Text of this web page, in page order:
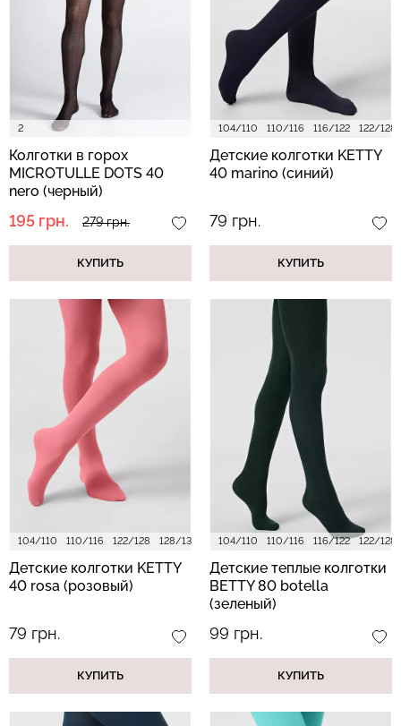
2
Колготки в горох
MICROTULLE DOTS 40
nero (черный)
195 грн. 279 грн.
КУПИТЬ
104/110 110/116 116/122 122/128
Детские колготки KETTY
40 marino (синий)
79 грн.
КУПИТЬ
104/110 110/116 122/128 128/134 140/146
Детские колготки KETTY
40 rosa (розовый)
79 грн.
КУПИТЬ
104/110 110/116 116/122 122/128
Детские теплые колготки
BETTY 80 botella
(зеленый)
99 грн.
КУПИТЬ